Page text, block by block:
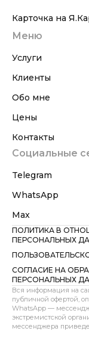
Карточка на
Меню
Услуги
Клиенты
Обо мне
Цены
Контакты
Социальные
Telegram
WhatsApp
Max
ПОЛИТИКА В
ПЕРСОНАЛЬНЫХ
СОГЛАСИЕ НА
ПЕРСОНАЛЬНЫХ
Вся информация на
публичной офертой,
WhatsApp —
экстремистской
мессенджера